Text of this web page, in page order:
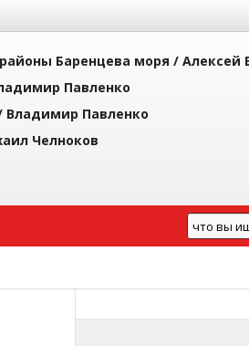
Баренцева моря / Алексей
Павленко
Владимир Павленко
Челноков